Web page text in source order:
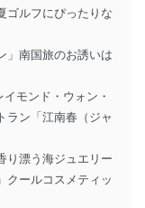
ゴルフにぴったりな
」南国旅のお誘いは
モンド・ウォン・
ラン「江南春（ジャ
り漂う海ジュエリー
クールコスメティッ